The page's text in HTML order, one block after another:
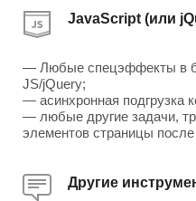
JavaScript (или
— Любые спецэффекты в
JS/jQuery;
— асинхронная подгрузка
— любые другие задачи,
элементов страницы после
Другие